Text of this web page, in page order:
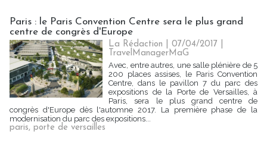
Paris : le Paris Convention Centre sera le plus grand
centre de congrès d'Europe
La Rédaction | 07/04/2017
TravelManagerMaG
Avec, entre autres, une salle plénière de 5
200 places assises, le Paris Convention
Centre, dans le pavillon 7 du parc des
expositions de la Porte de Versailles, à
Paris, sera le plus grand centre de
congrès d'Europe dès l'automne 2017. La première phase de la
modernisation du parc des expositions...
paris, porte de versailles